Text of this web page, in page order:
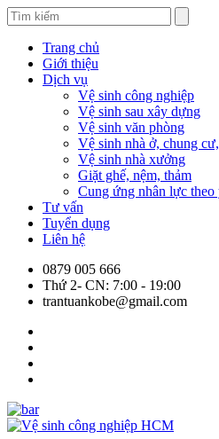
Trang chủ
Giới thiệu
Dịch vụ
Vệ sinh công nghiệp
Vệ sinh sau xây dựng
Vệ sinh văn phòng
Vệ sinh nhà ở, chung
Vệ sinh nhà xưởng
Giặt ghế, nệm, thảm
Cung ứng nhân lực theo
Tư vấn
Tuyển dụng
Liên hệ
0879 005 666
Thứ 2- CN: 7:00 - 19:00
trantuankobe@gmail.com